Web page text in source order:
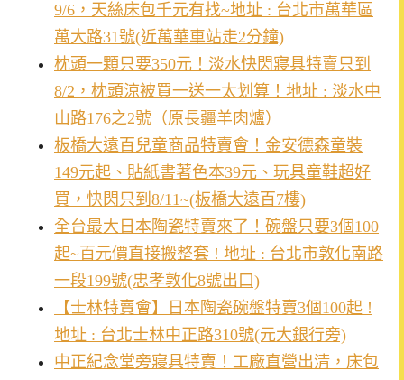
9/6，天絲床包千元有找~地址 : 台北市萬華區
萬大路31號(近萬華車站走2分鐘)
枕頭一顆只要350元！淡水快閃寢具特賣只到
8/2，枕頭涼被買一送一太划算！地址 : 淡水中
山路176之2號（原長疆羊肉爐）
板橋大遠百兒童商品特賣會！金安德森童裝
149元起、貼紙書著色本39元、玩具童鞋超好
買，快閃只到8/11~(板橋大遠百7樓)
全台最大日本陶瓷特賣來了！碗盤只要3個100
起~百元價直接搬整套 ! 地址 : 台北市敦化南路
一段199號(忠孝敦化8號出口)
【士林特賣會】日本陶瓷碗盤特賣3個100起 !
地址 : 台北士林中正路310號(元大銀行旁)
中正紀念堂旁寢具特賣！工廠直營出清，床包